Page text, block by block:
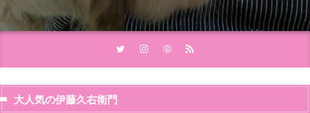
大人気の伊藤久右衛門